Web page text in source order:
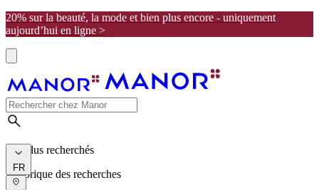
20% sur la beauté, la mode et bien plus encore - uniquement
aujourd’hui en ligne >
Les plus recherchés
Historique des recherches
FR